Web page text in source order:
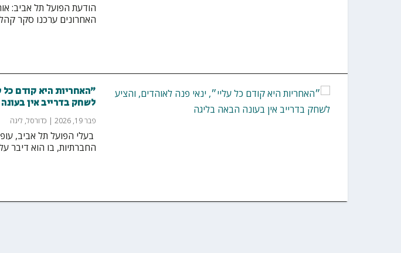
הודעת הפועל תל אביב:
האחרונים ערכנו סקר
״האחריות היא קודם כל
לשחק בדרייב אין
פבר 19, 2026 | כדורסל, ליגה
בעלי הפועל תל אביב,
החברתיות, בו הוא דיבר